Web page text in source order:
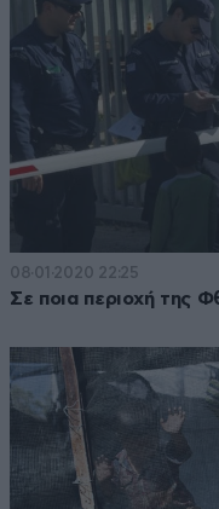
08·01·2020 22:25
Σε ποια περιοχή της